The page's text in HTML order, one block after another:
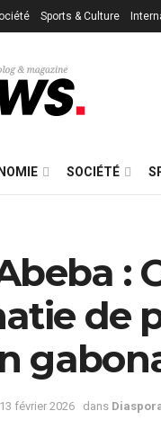
Sports & Culture
SOCIÉTÉ
:
de
13 février 2026 dans